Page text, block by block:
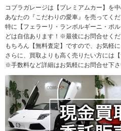
コブラガレージは【プレミアムカー】を
あなたの『こだわりの愛車』を売ってくだ
特に【フェラーリ・ランボルギーニ・ポ
どは自信あります！※最後にお問合せくだ
もちろん【無料査定】ですので、お気軽に
さらに、買取よりも高く売りたい方には
※手数料など詳細はお気軽にお問合せ下さ